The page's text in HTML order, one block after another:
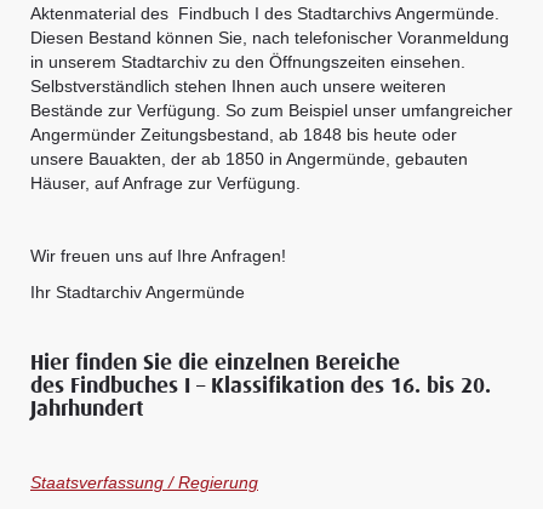
Aktenmaterial des Findbuch I des Stadtarchivs Angermünde.
Diesen Bestand können Sie, nach telefonischer Voranmeldung
in unserem Stadtarchiv zu den Öffnungszeiten einsehen.
Selbstverständlich stehen Ihnen auch unsere weiteren
Bestände zur Verfügung. So zum Beispiel unser umfangreicher
Angermünder Zeitungsbestand, ab 1848 bis heute oder
unsere Bauakten, der ab 1850 in Angermünde, gebauten
Häuser, auf Anfrage zur Verfügung.
Wir freuen uns auf Ihre Anfragen!
Ihr Stadtarchiv Angermünde
Hier finden Sie die einzelnen Bereiche
des Findbuches I – Klassifikation des 16. bis 20.
Jahrhundert
Staatsverfassung / Regierung